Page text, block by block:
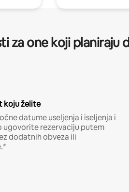
za one koji planiraju
koju želite
datume useljenja i iseljenja i
ugovorite rezervaciju putem
dodatnih obveza ili